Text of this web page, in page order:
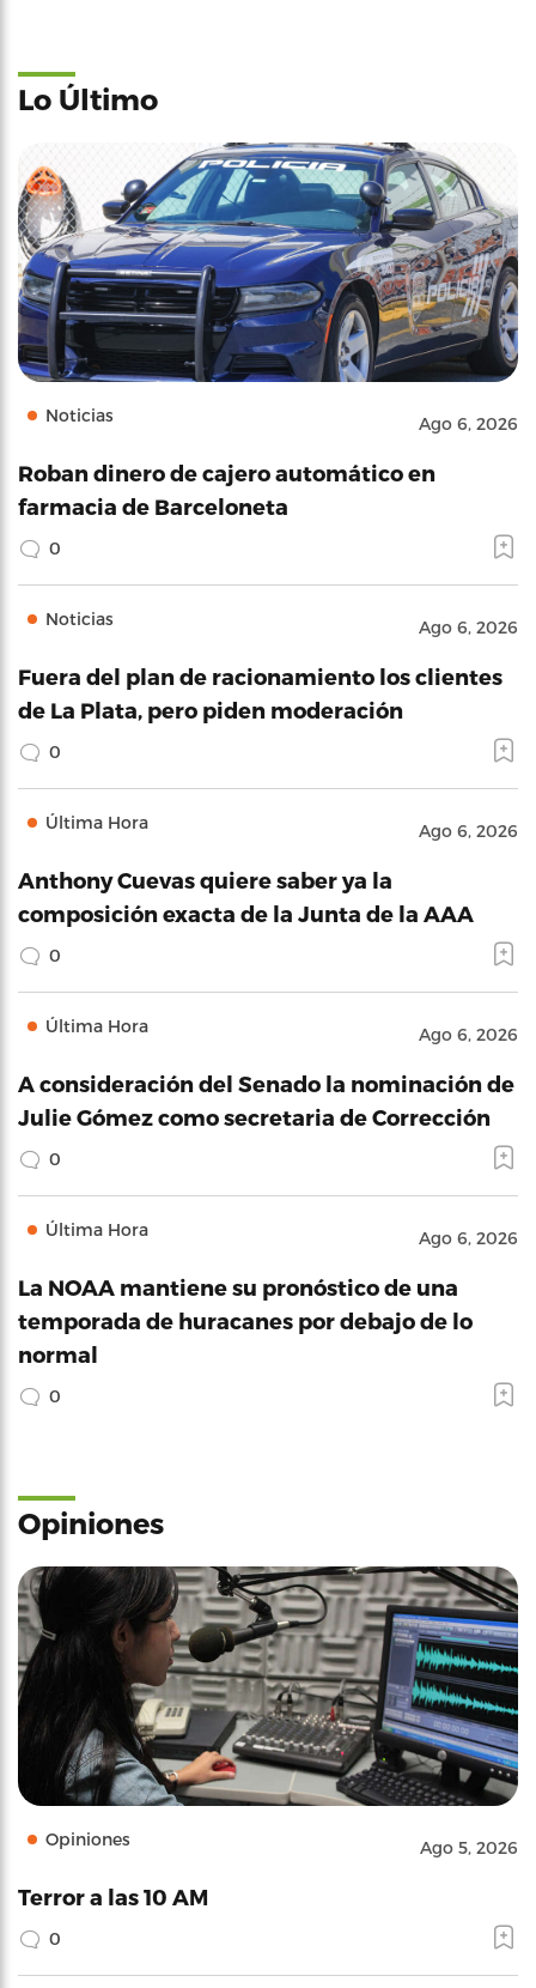
Lo Último
Noticias Ago 6, 2026
Roban dinero de cajero automático en
farmacia de Barceloneta
0
Noticias Ago 6, 2026
Fuera del plan de racionamiento los clientes
de La Plata, pero piden moderación
0
Última Hora Ago 6, 2026
Anthony Cuevas quiere saber ya la
composición exacta de la Junta de la AAA
0
Última Hora Ago 6, 2026
A consideración del Senado la nominación de
Julie Gómez como secretaria de Corrección
0
Última Hora Ago 6, 2026
La NOAA mantiene su pronóstico de una
temporada de huracanes por debajo de lo
normal
0
Opiniones
Opiniones Ago 5, 2026
Terror a las 10 AM
0